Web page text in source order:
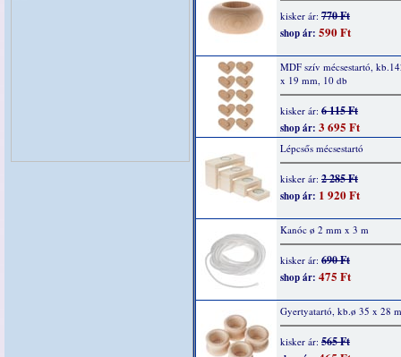
kisker ár: 770 Ft
shop ár: 590 Ft
MDF szív mécsestartó,
x 19 mm, 10 db
kisker ár: 6 115 Ft
shop ár: 3 695 Ft
Lépcsős mécsestartó
kisker ár: 2 285 Ft
shop ár: 1 920 Ft
Kanóc ø 2 mm x 3 m
kisker ár: 690 Ft
shop ár: 475 Ft
Gyertyatartó, kb.ø 35 x 28
kisker ár: 565 Ft